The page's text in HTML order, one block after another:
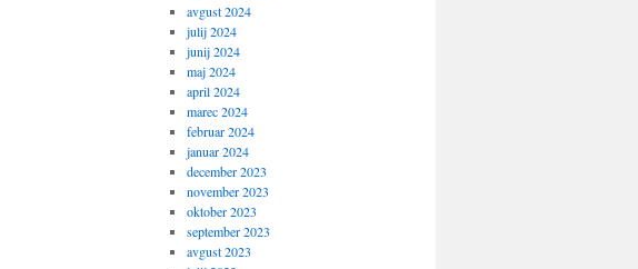
avgust 2024
julij 2024
junij 2024
maj 2024
april 2024
marec 2024
februar 2024
januar 2024
december 2023
november 2023
oktober 2023
september 2023
avgust 2023